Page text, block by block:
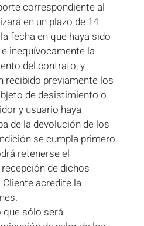
correspondiente al
en un plazo de 14
fecha en que haya sido
inequívocamente la
del contrato, y
recibido previamente los
de desistimiento o
y usuario haya
de la devolución de los
se cumpla primero.
retenerse el
de dichos
acredite la
sólo será